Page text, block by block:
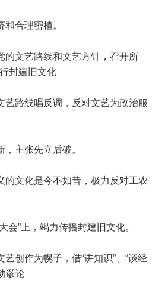
合理密植。
文艺路线和文艺方针，召开所
封建旧文化
路线唱反调，反对文艺为政治服
主张先立后破。
文化是今不如昔，极力反对工农
”上，竭力传播封建旧文化。
作为幌子，借“讲知识”、“谈经
谬论